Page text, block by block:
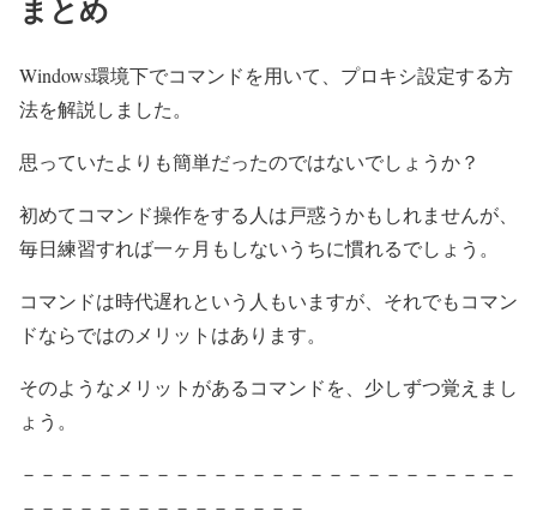
まとめ
Windows環境下でコマンドを用いて、プロキシ設定する方
法を解説しました。
思っていたよりも簡単だったのではないでしょうか？
初めてコマンド操作をする人は戸惑うかもしれませんが、
毎日練習すれば一ヶ月もしないうちに慣れるでしょう。
コマンドは時代遅れという人もいますが、それでもコマン
ドならではのメリットはあります。
そのようなメリットがあるコマンドを、少しずつ覚えまし
ょう。
－－－－－－－－－－－－－－－－－－－－－－－－－－
－－－－－－－－－－－－－－－